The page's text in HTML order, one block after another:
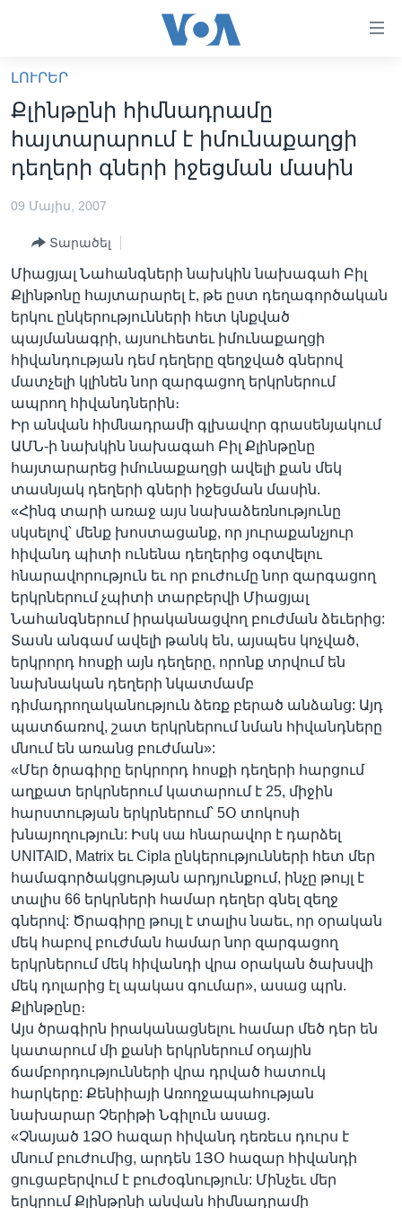
հիմնական
բովանդակությանը
անցնել
հիմնական
բովանդակությանը
բովանդակություն
ԼՈՒՐԵՐ
ՍՓՅՈՒՌՔ
IN ENGLISH
ՄԵՐ ՄԱՍԻՆ
«ԱՄԵՐԻԿԱՅԻ ՁԱՅՆ»-Ի ԿԱՆՈՆԱԴՐՈՒԹՅՈՒՆ
ԿԱՊ ՄԵԶ ՀԵՏ
ՈՒԿՐԱԻՆԱԿԱՆ ՊԱՏԵՐԱԶՄ
Learning English
ՀԵՏԵՒԵՔ ՄԵԶ
Լեզուներ
ԼՈՒՐԵՐ
Քլինթընի հիմնադրամը
հայտարարում է իմունաքաղցի
դեղերի գների իջեցման մասին
09 Մայիս, 2007
Տարածել
Միացյալ Նահանգների նախկին նախագահ Բիլ
Քլինթոնը հայտարարել է, թե ըստ դեղագործական
երկու ընկերությունների հետ կնքված
պայմանագրի, այսուհետեւ իմունաքաղցի
հիվանդության դեմ դեղերը զեղջված գներով
մատչելի կլինեն նոր զարգացող երկրներում
ապրող հիվանդներին։
Իր անվան հիմնադրամի գլխավոր գրասենյակում
ԱՄՆ-ի նախկին նախագահ Բիլ Քլինթընը
հայտարարեց իմունաքաղցի ավելի քան մեկ
տասնյակ դեղերի գների իջեցման մասին.
«Հինգ տարի առաջ այս նախաձեռնությունը
սկսելով՝ մենք խոստացանք, որ յուրաքանչյուր
հիվանդ պիտի ունենա դեղերից օգտվելու
հնարավորություն եւ որ բուժումը նոր զարգացող
երկրներում չպիտի տարբերվի Միացյալ
Նահանգներում իրականացվող բուժման ձեւերից:
Տասն անգամ ավելի թանկ են, այսպես կոչված,
երկրորդ հոսքի այն դեղերը, որոնք տրվում են
նախնական դեղերի նկատմամբ
դիմադրողականություն ձեռք բերած անձանց: Այդ
պատճառով, շատ երկրներում նման հիվանդները
մնում են առանց բուժման»:
«Մեր ծրագիրը երկրորդ հոսքի դեղերի հարցում
աղքատ երկրներում կատարում է 25, միջին
հարստության երկրներում՝ 5Օ տոկոսի
խնայողություն: Իսկ սա հնարավոր է դարձել
UNITAID, Matrix եւ Cipla ընկերությունների հետ մեր
համագործակցության արդյունքում, ինչը թույլ է
տալիս 66 երկրների համար դեղեր գնել զեղջ
գներով: Ծրագիրը թույլ է տալիս նաեւ, որ օրական
մեկ հաբով բուժման համար նոր զարգացող
երկրներում մեկ հիվանդի վրա օրական ծախսվի
մեկ դոլարից էլ պակաս գումար», ասաց պրն.
Քլինթընը։
Այս ծրագիրն իրականացնելու համար մեծ դեր են
կատարում մի քանի երկրներում օդային
ճամբորդությունների վրա դրված հատուկ
հարկերը: Քենիիայի Առողջապահության
նախարար Չերիթի Նգիլուն ասաց.
«Չնայած 1ՁՕ հազար հիվանդ դեռեւս դուրս է
մնում բուժումից, արդեն 1ՅՕ հազար հիվանդի
ցուցաբերվում է բուժօգնություն: Մինչեւ մեր
երկրում Քլինթընի անվան հիմնադրամի